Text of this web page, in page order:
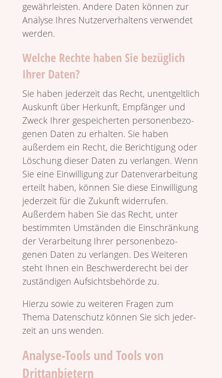
gewähr­lei­sten. Andere Daten können zur
Analyse Ihres Nutzer­ver­hal­tens verwendet
werden.
Welche Rechte haben Sie bezüglich
Ihrer Daten?
Sie haben jeder­zeit das Recht, unent­gelt­lich
Auskunft über Herkunft, Empfänger und
Zweck Ihrer gespei­cherten perso­nen­be­zo­
genen Daten zu erhalten. Sie haben
außerdem ein Recht, die Berich­ti­gung oder
Löschung dieser Daten zu verlangen. Wenn
Sie eine Einwil­li­gung zur Daten­ver­ar­bei­tung
erteilt haben, können Sie diese Einwil­li­gung
jeder­zeit für die Zukunft wider­rufen.
Außerdem haben Sie das Recht, unter
bestimmten Umständen die Einschrän­kung
der Verar­bei­tung Ihrer perso­nen­be­zo­
genen Daten zu verlangen. Des Weiteren
steht Ihnen ein Beschwer­de­recht bei der
zustän­digen Aufsichts­be­hörde zu.
Hierzu sowie zu weiteren Fragen zum
Thema Daten­schutz können Sie sich jeder­
zeit an uns wenden.
Analyse-Tools und Tools von
Drittanbietern